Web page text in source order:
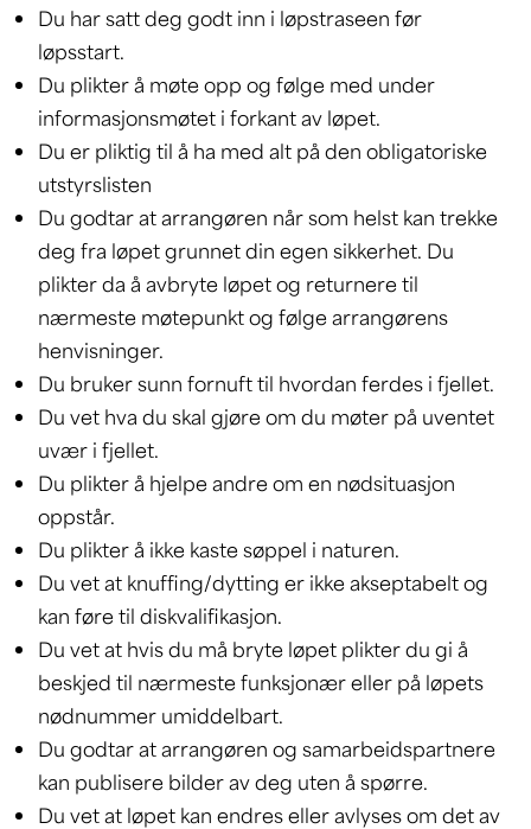
Du har satt deg godt inn i løpstraseen før
løpsstart.
Du plikter å møte opp og følge med under
informasjonsmøtet i forkant av løpet.
Du er pliktig til å ha med alt på den obligatoriske
utstyrslisten
Du godtar at arrangøren når som helst kan trekke
deg fra løpet grunnet din egen sikkerhet. Du
plikter da å avbryte løpet og returnere til
nærmeste møtepunkt og følge arrangørens
henvisninger.
Du bruker sunn fornuft til hvordan ferdes i fjellet.
Du vet hva du skal gjøre om du møter på uventet
uvær i fjellet.
Du plikter å hjelpe andre om en nødsituasjon
oppstår.
Du plikter å ikke kaste søppel i naturen.
Du vet at knuffing/dytting er ikke akseptabelt og
kan føre til diskvalifikasjon.
Du vet at hvis du må bryte løpet plikter du gi å
beskjed til nærmeste funksjonær eller på løpets
nødnummer umiddelbart.
Du godtar at arrangøren og samarbeidspartnere
kan publisere bilder av deg uten å spørre.
Du vet at løpet kan endres eller avlyses om det av